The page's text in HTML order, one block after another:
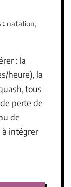
: natation,
: la
heure), la
tous
perte de
de
à intégrer